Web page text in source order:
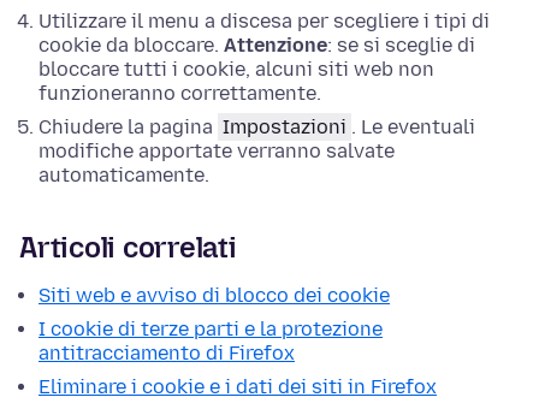
Utilizzare il menu a discesa per scegliere i tipi di
cookie da bloccare. Attenzione: se si sceglie di
bloccare tutti i cookie, alcuni siti web non
funzioneranno correttamente.
Chiudere la pagina Impostazioni . Le eventuali
modifiche apportate verranno salvate
automaticamente.
Articoli correlati
Siti web e avviso di blocco dei cookie
I cookie di terze parti e la protezione
antitracciamento di Firefox
Eliminare i cookie e i dati dei siti in Firefox